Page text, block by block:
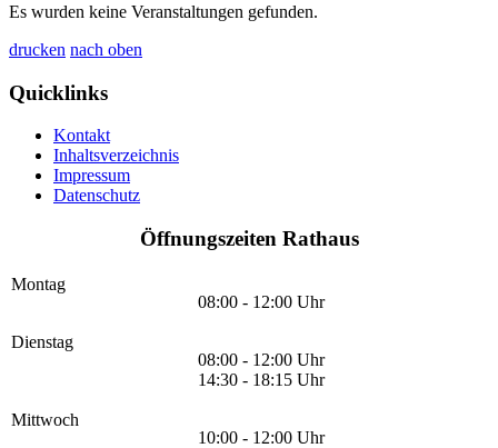
Es wurden keine Veranstaltungen gefunden.
drucken nach oben
Quicklinks
Kontakt
Inhaltsverzeichnis
Impressum
Datenschutz
Öffnungszeiten Rathaus
Montag
08:00 - 12:00 Uhr
Dienstag
08:00 - 12:00 Uhr
14:30 - 18:15 Uhr
Mittwoch
10:00 - 12:00 Uhr